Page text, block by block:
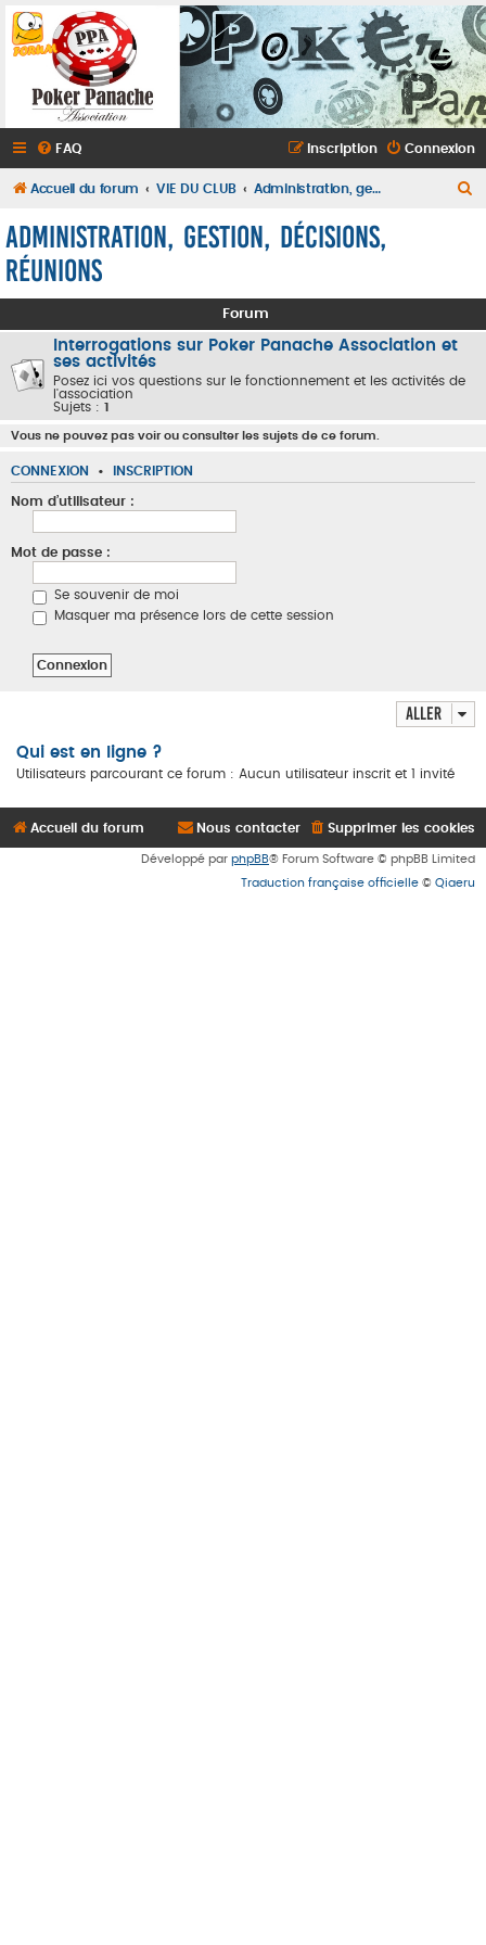
FAQ Connexion
Inscription
Accueil du forum VIE DU CLUB Administration, gestion, décisions, réunions
e
r
Administration, gestion, décisions,
réunions
Forum
Interrogations sur Poker Panache Association et
ses activités
Posez ici vos questions sur le fonctionnement et les activités de
l'association
Sujets : 1
Vous ne pouvez pas voir ou consulter les sujets de ce forum.
CONNEXION • INSCRIPTION
Nom d’utilisateur :
Mot de passe :
Se souvenir de moi
Masquer ma présence lors de cette session
Aller
Qui est en ligne ?
Utilisateurs parcourant ce forum : Aucun utilisateur inscrit et 1 invité
Accueil du forum Supprimer les cookies
Nous contacter
Développé par phpBB® Forum Software © phpBB Limited
Traduction française officielle © Qiaeru